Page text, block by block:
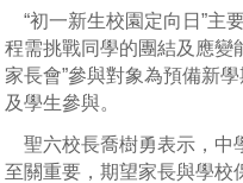
“初一新生校園定向日”主
程需挑戰同學的團結及應變
家長會”參與對象為預備新
及學生參與。
聖六校長喬樹勇表示，中
至關重要，期望家長與學校